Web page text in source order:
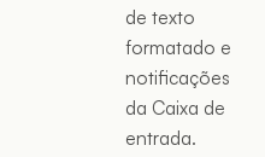
de texto
formatado e
notificações
da Caixa de
entrada.